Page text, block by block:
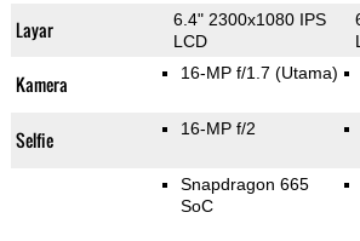
Layar
6.4" 2300x1080 IPS
LCD
Kamera 16-MP f/1.7 (Utama)
Selfie 16-MP f/2
Snapdragon 665
SoC